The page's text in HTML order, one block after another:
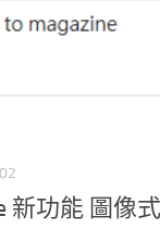
新功能 圖像